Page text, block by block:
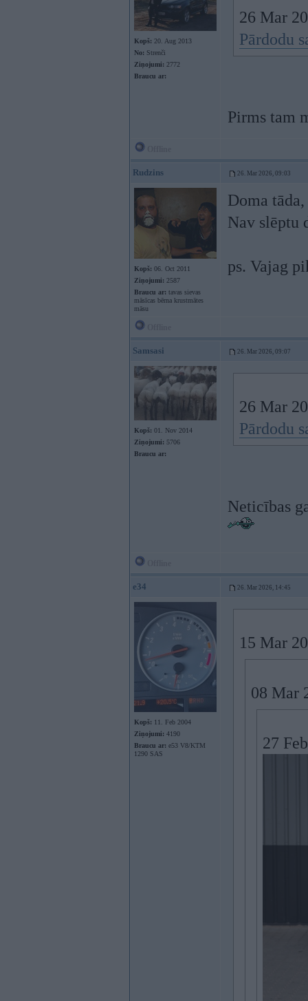
Kopš: 20. Aug 2013
No: Strenči
Ziņojumi: 2772
Braucu ar:
26 Mar
Pārdodu
Pirms tam
Rudzins 26. Mar 2026, 09:03
Kopš: 06. Oct 2011
Ziņojumi: 2587
Braucu ar: tavas sievas
māsīcas bērna krustmātes
māsu
Doma
Nav slēptu
ps. Vajag
Samsasi 26. Mar 2026, 09:07
Kopš: 01. Nov 2014
Ziņojumi: 5706
Braucu ar:
26 Mar
Pārdodu
Neticības
e34 26. Mar 2026, 14:45
Kopš: 11. Feb 2004
Ziņojumi: 4190
Braucu ar: e53 V8/KTM
1290 SAS
15 Mar
08 Mar
27